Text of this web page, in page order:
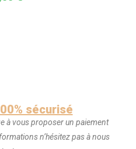
sécurisé
à vous proposer un paiement
n’hésitez pas à nous